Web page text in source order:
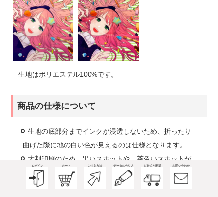
ログイン カート ご注文方法 データの作り方 お支払と配送 お問い合わせ
生地はポリエステル100%です。
商品の仕様について
生地の底部分までインクが浸透しないため、折ったり
曲げた際に地の白い色が見えるのは仕様となります。
大判印刷のため、黒いスポットや、茶色いスポットが
印刷面に入る可能性があります。ある程度までは仕様と
してお出しさせていただきます。